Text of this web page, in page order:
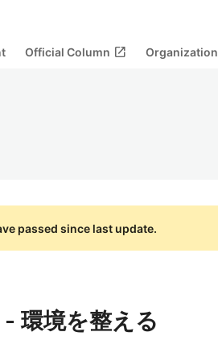
Official Column open_in_new Organization
passed since last update.
環境を整える